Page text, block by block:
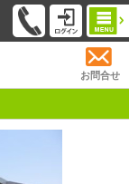
お問合せ